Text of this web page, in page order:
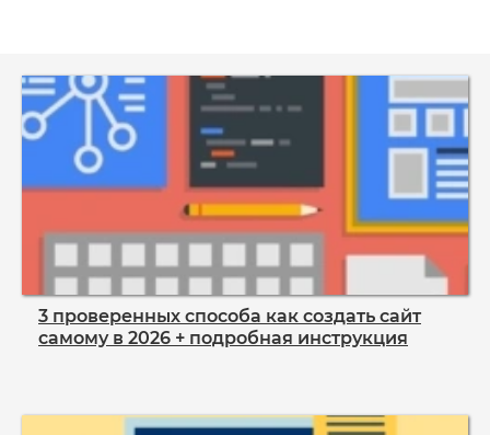
3 проверенных способа как создать сайт
самому в 2026 + подробная инструкция